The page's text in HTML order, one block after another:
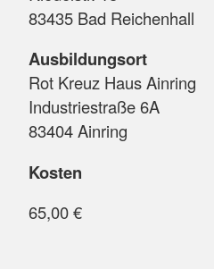
83435 Bad Reichenhall
Ausbildungsort
Rot Kreuz Haus Ainring
Industriestraße 6A
83404 Ainring
Kosten
65,00 €